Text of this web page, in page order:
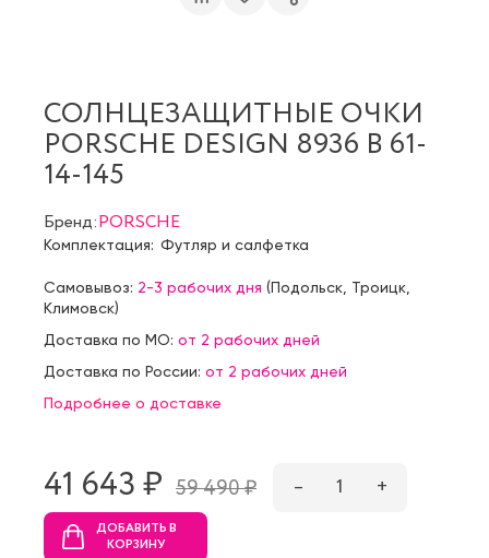
СОЛНЦЕЗАЩИТНЫЕ ОЧКИ
PORSCHE DESIGN 8936 B 61-
14-145
Бренд:PORSCHE
Комплектация: Футляр и салфетка
Самовывоз: 2-3 рабочих дня (Подольск Троицк
Климовск)
Доставка по МО: от 2 рабочих дней
Доставка по России: от 2 рабочих дней
Подробнее о доставке
41 643 ₷ 59 490 ₷ – 1 +
ДОБАВИТЬ В
КОРЗИНУ